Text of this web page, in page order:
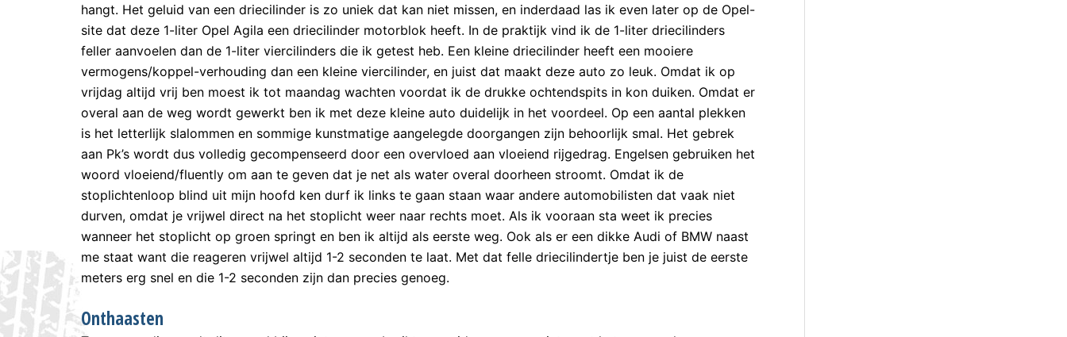
hangt. Het geluid van een driecilinder is zo uniek dat kan niet missen, en inderdaad las ik even later op de Opel-
site dat deze 1-liter Opel Agila een driecilinder motorblok heeft. In de praktijk vind ik de 1-liter driecilinders
feller aanvoelen dan de 1-liter viercilinders die ik getest heb. Een kleine driecilinder heeft een mooiere
vermogens/koppel-verhouding dan een kleine viercilinder, en juist dat maakt deze auto zo leuk. Omdat ik op
vrijdag altijd vrij ben moest ik tot maandag wachten voordat ik de drukke ochtendspits in kon duiken. Omdat er
overal aan de weg wordt gewerkt ben ik met deze kleine auto duidelijk in het voordeel. Op een aantal plekken
is het letterlijk slalommen en sommige kunstmatige aangelegde doorgangen zijn behoorlijk smal. Het gebrek
aan Pk’s wordt dus volledig gecompenseerd door een overvloed aan vloeiend rijgedrag. Engelsen gebruiken het
woord vloeiend/fluently om aan te geven dat je net als water overal doorheen stroomt. Omdat ik de
stoplichtenloop blind uit mijn hoofd ken durf ik links te gaan staan waar andere automobilisten dat vaak niet
durven, omdat je vrijwel direct na het stoplicht weer naar rechts moet. Als ik vooraan sta weet ik precies
wanneer het stoplicht op groen springt en ben ik altijd als eerste weg. Ook als er een dikke Audi of BMW naast
me staat want die reageren vrijwel altijd 1-2 seconden te laat. Met dat felle driecilindertje ben je juist de eerste
meters erg snel en die 1-2 seconden zijn dan precies genoeg.
Onthaasten